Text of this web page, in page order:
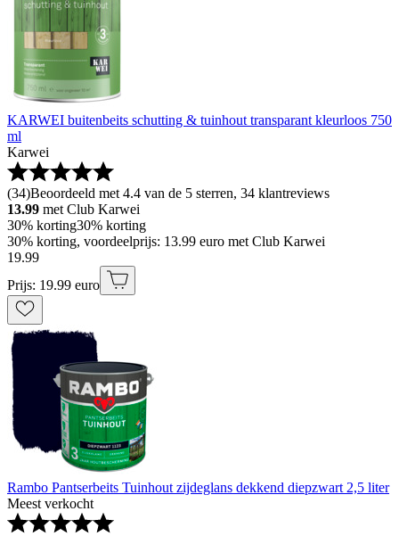
KARWEI buitenbeits schutting & tuinhout transparant kleurloos 750
ml
Karwei
(34)Beoordeeld met 4.4 van de 5 sterren, 34 klantreviews
13.99 met Club Karwei
30% korting30% korting
30% korting, voordeelprijs: 13.99 euro met Club Karwei
19.99
Prijs: 19.99 euro
Rambo Pantserbeits Tuinhout zijdeglans dekkend diepzwart 2,5 liter
Meest verkocht